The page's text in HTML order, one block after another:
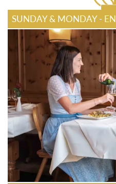
SUNDAY & MONDAY -